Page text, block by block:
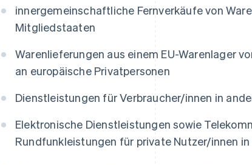
innergemeinschaftliche Fernverkäufe von
Mitgliedstaaten
Warenlieferungen aus einem EU-Warenlager
an europäische Privatpersonen
Dienstleistungen für Verbraucher/innen in
Elektronische Dienstleistungen sowie
Rundfunkleistungen für private Nutzer/innen in